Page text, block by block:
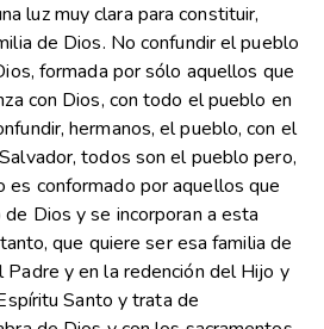
luz muy clara para constituir,
de Dios. No confundir el pueblo
formada por sólo aquellos que
con Dios, con todo el pueblo en
hermanos, el pueblo, con el
todos son el pueblo pero,
conformado por aquellos que
Dios y se incorporan a esta
que quiere ser esa familia de
Padre y en la redención del Hijo y
Santo y trata de